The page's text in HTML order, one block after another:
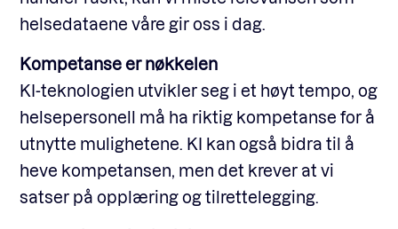
helsedataene våre gir oss i dag.
Kompetanse er nøkkelen
KI-teknologien utvikler seg i et høyt tempo, og
helsepersonell må ha riktig kompetanse for å
utnytte mulighetene. KI kan også bidra til å
heve kompetansen, men det krever at vi
satser på opplæring og tilrettelegging.